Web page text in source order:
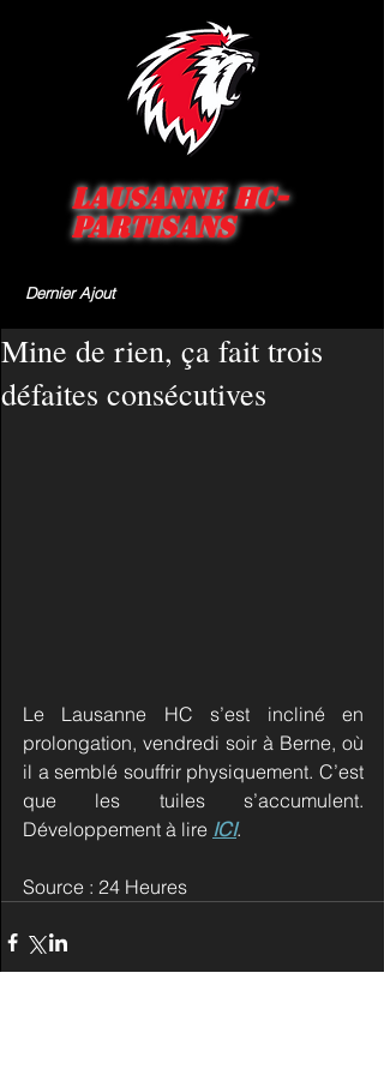
Lausanne HC-
Partisans
Dernier Ajout
Mine de rien, ça fait trois
défaites consécutives
Le Lausanne HC s’est incliné en
prolongation, vendredi soir à Berne, où
il a semblé souffrir physiquement. C’est
que les tuiles s’accumulent.
Développement à lire ICI.
Source : 24 Heures